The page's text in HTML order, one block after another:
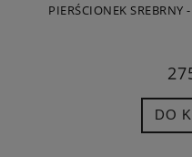
PIERŚCIONEK SREBRNY
DO